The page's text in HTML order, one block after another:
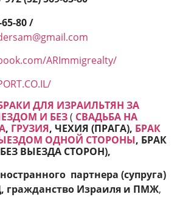
80 /
ARImmigrealty/
ДЛЯ ИЗРАИЛЬТЯН ЗА
И БЕЗ( СВАДЬБА НА
, ГРУЗИЯ, ЧЕХИЯ (ПРАГА), БРАК
ОДНОЙ СТОРОНЫ, БРАК
ВЫЕЗДА СТОРОН),
партнера (супруга)
гражданство Израиля и ПМЖ,